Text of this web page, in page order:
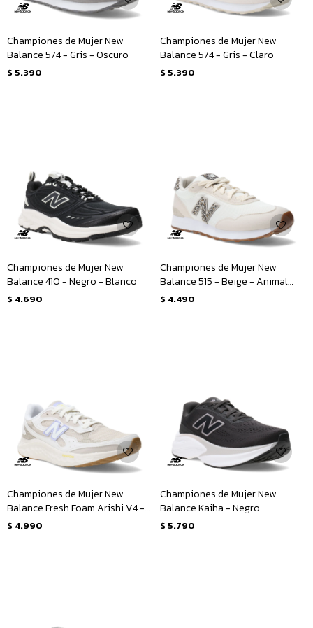
Championes de Mujer New
Balance 574 - Gris - Oscuro
$ 5.390
Championes de Mujer New
Balance 574 - Gris - Claro
$ 5.390
Championes de Mujer New
Balance 410 - Negro - Blanco
$ 4.690
Championes de Mujer New
Balance 515 - Beige - Animal
Print
$ 4.490
Championes de Mujer New
Balance Fresh Foam Arishi V4 -
Beige - Lila
$ 4.990
Championes de Mujer New
Balance Kaiha - Negro
$ 5.790